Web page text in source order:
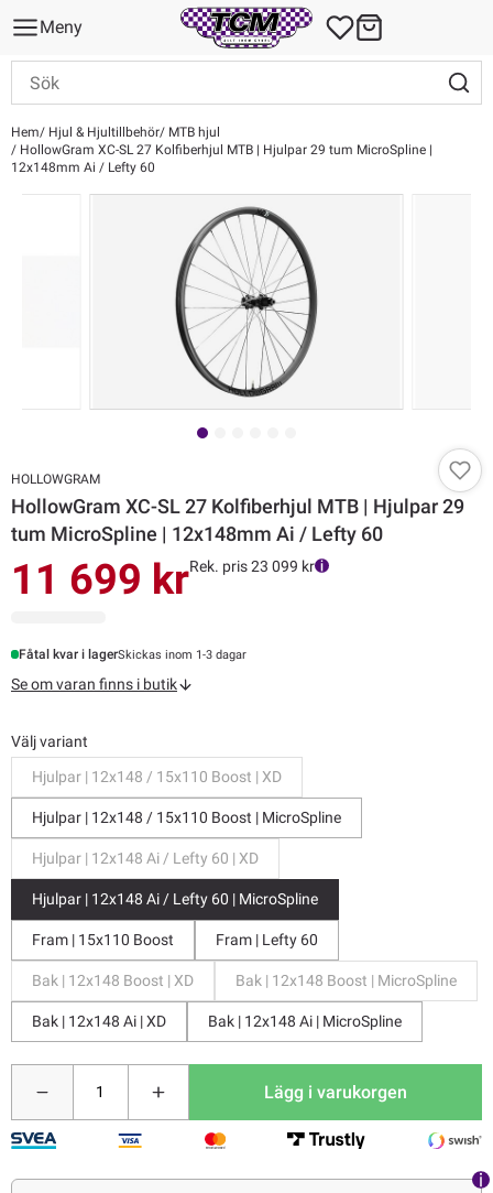
Meny
Hem Hjul & Hjultillbehör
MTB hjul
HollowGram XC-SL 27 Kolfiberhjul MTB | Hjulpar 29 tum MicroSpline |
12x148mm Ai / Lefty 60
HOLLOWGRAM
HollowGram XC-SL 27 Kolfiberhjul MTB | Hjulpar 29
tum MicroSpline | 12x148mm Ai / Lefty 60
11 699 krRek. pris 23 099 kr
Fåtal kvar i lagerSkickas inom 1-3 dagar
Se om varan finns i butik
Välj variant
Hjulpar | 12x148 / 15x110 Boost | XD
Hjulpar | 12x148 / 15x110 Boost | MicroSpline
Hjulpar | 12x148 Ai / Lefty 60 | XD
Hjulpar | 12x148 Ai / Lefty 60 | MicroSpline
Fram | 15x110 Boost Fram | Lefty 60
Bak | 12x148 Boost | XD Bak | 12x148 Boost | MicroSpline
Bak | 12x148 Ai | XD Bak | 12x148 Ai | MicroSpline
Lägg i varukorgen